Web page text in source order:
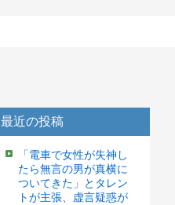
最近の投稿
「電車で女性が失神し
たら無言の男が真横に
ついてきた」とタレン
トが主張、虚言疑惑が